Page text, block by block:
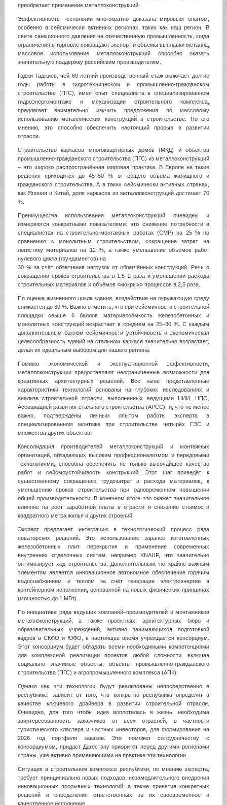
приобретает применение металлоконструкций.
Эффективность технологии многократно доказана мировым опытом,
особенно в сейсмически активных регионах, таких как наш регион. В
свете санкционного давления на отечественную промышленность, когда
ограничения в торговле сокращают экспорт и объёмы выплавки металла,
массовое использование металлоконструкций способно оказать
значительную поддержку российским производителям.
Гаджи Гаджиев, чей 60-летний производственный стаж включает долгие
годы работы в гидротехническом и промышленно-гражданском
строительстве (ПГС), имея опыт специалиста в специализированном
гидроэнергомонтаже и механизации строительного комплекса,
предлагает внимательно изучить предложения по массовому
использованию металлических конструкций в строительстве. По его
мнению, это способно обеспечить настоящий прорыв в развитии
отрасли.
Строительство каркасов многоквартирных домов (МКД) и объектов
промышленно-гражданского строительства (ПГС) из металлоконструкций
– это широко распространённая мировая практика. В Европе на такие
решения приходится до 45–50 % от общего объёма жилищного и
гражданского строительства. А в таких сейсмически активных странах,
как Япония и Китай, доля каркасов из металлоконструкций достигает 70
%.
Преимущества использования металлоконструкций очевидны и
измеряются конкретными показателями: это снижение потребности в
специалистах на строительно-монтажных работах (СМР) на 25 % по
сравнению с монолитным строительством, сокращение затрат на
логистику материалов на 12 %, а также уменьшение объёмов работ
нулевого цикла (фундаментов) на
30 % за счёт облегчения нагрузок от облегчённых конструкций. Речь о
сокращении сроков строительства в 1,5–2 раза и уменьшении расхода
строительных материалов и объёмов «мокрых» процессов в 2,5 раза.
По оценке жизненного цикла здания, воздействие на окружающую среду
снижается до 30 %. Важно отметить, что при сейсмичности строительной
площадки свыше 6 баллов материалоёмкость железобетонных и
монолитных конструкций возрастает в среднем на 25–30 %. С каждым
дополнительным баллом сейсмичности устойчивость и экономическая
целесообразность зданий на стальном каркасе значительно возрастает,
делая их идеальным выбором для нашего региона.
Помимо экономической и эксплуатационной эффективности,
металлоконструкции предоставляют неограниченные возможности для
креативных архитектурных решений. Все ныне представленные
характеристики технологий основаны на глубоких исследованиях и
анализе строительной отрасли, выполненных ведущими НИИ, НПО,
Ассоциацией развития стального строительства (АРСС), и, что не менее
важно, подтверждены личным опытом работы эксперта в
специализированном монтаже при строительстве четырёх ГЭС и
множества других объектов.
Консолидация производителей металлоконструкций и монтажных
организаций, обладающих высоким профессионализмом и передовыми
технологиями, способна обеспечить не только высочайшее качество
работ и сейсмоустойчивость конструкций. Этот шаг приведёт к
существенному сокращению трудозатрат и расхода материалов, к
уменьшению сроков строительства при одновременном повышении
общей производительности. В конечном итоге это окажет значительное
влияние на рост заработной платы в отрасли и снижение стоимости
квадратного метра жилья и других строений.
Эксперт предлагает интеграцию в технологический процесс ряда
новаторских решений. Это использование заранее изготовленных
железобетонных плит перекрытия и применение современных
внутренних отделочных систем, например KNAUF, что значительно
оптимизирует ход строительства. Дополнительным, но крайне важным
элементом является инновационное автономное обеспечение горячим
водоснабжением и теплом за счёт генерации электроэнергии в
контейнерном исполнении, основанной на новых физических принципах
(мощностью до 1 МВт).
По инициативе ряда ведущих компаний–производителей и монтажников
металлоконструкций, а также проектных, архитектурных бюро и
образовательных учреждений, активно занимающихся подготовкой
кадров в СКФО и ЮФО, в настоящее время учреждается консорциум.
Этот консорциум будет обладать всеми необходимыми компетенциями
для комплексной реализации проектов любой сложности, включая
социально значимые объекты, объекты промышленно-гражданского
строительства (ПГС) и агропромышленного комплекса (АПК).
Однако как эти технологии будут реализованы непосредственно в
республике, зависит от того, что конкретно республика определит в
качестве ключевого драйвера в развитии строительной отрасли.
Очевидно, для того чтобы идея воплотилась в жизнь, необходима
заинтересованность заказчиков от всех отраслей, в частности
туристического кластера и частных инвесторов, для формирования на
2026 год портфеля заказов. Это поможет сотрудничеству с
консорциумом, придаст Дагестану приоритет перед другими регионами
страны, уже активно применяющими на практике эти технологии.
Ситуация в строительном комплексе республики, по мнению эксперта,
требует принципиально новых подходов, незамедлительного внедрения
инновационных прорывных технологий, а также принятия конкретных
решений и определения ответственных за их своевременное и
качественное исполнение.